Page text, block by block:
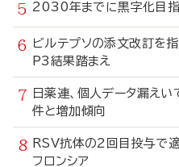
2030年までに黒字化目
ビルテプソの添文改訂
P3結果踏まえ
日薬連、個人データ漏
件と増加傾向
RSV抗体の2回目投与
フロンシア